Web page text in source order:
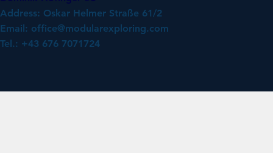
Address: Oskar Helmer Straße 61/2
Email: office@modularexploring.com
Tel.: +43 676 7071724